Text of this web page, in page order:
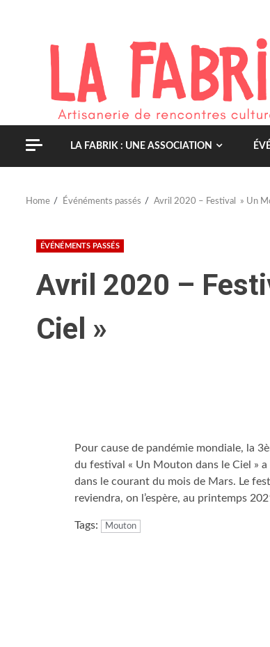
LA FABRIK : UNE ASSOCIATION
Home Événéments passés Avril 2020 – Festival » Un
ÉVÉNÉMENTS PASSÉS
Avril 2020 –
Ciel »
Pour cause de pandémie mondiale, la
du festival « Un Mouton dans le Ciel » a
dans le courant du mois de Mars. Le
reviendra, on l’espère, au printemps
Tags: Mouton